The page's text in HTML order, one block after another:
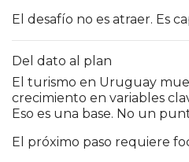
El desafío no es atraer. Es
Del dato al plan
El turismo en Uruguay
crecimiento en variables
Eso es una base. No un
El próximo paso requiere